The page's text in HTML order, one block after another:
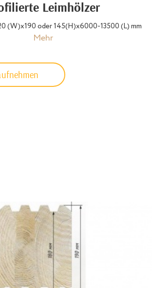
Leimhölzer
(W)х190 oder 145(H)х6000-13500 (L) mm
Mehr